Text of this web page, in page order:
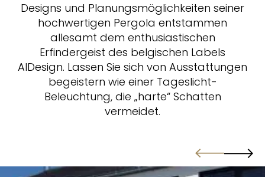
Designs und Planungsmöglichkeiten seiner
hochwertigen Pergola entstammen
allesamt dem enthusiastischen
Erfindergeist des belgischen Labels
AIDesign. Lassen Sie sich von Ausstattungen
begeistern wie einer Tageslicht-
Beleuchtung, die „harte“ Schatten
vermeidet.